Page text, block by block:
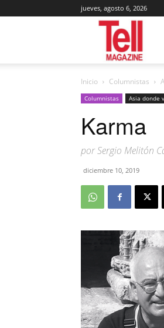
jueves, agosto 6, 2026
Inicio Columnistas
Columnistas Asia donde
Karma
por Sergio Melitón
diciembre 10, 2019